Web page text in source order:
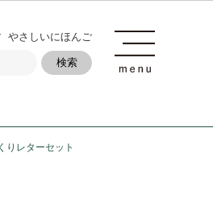
やさしいにほんご
りレターセット